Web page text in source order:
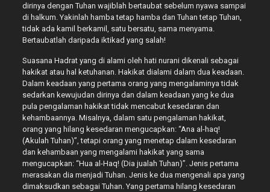
dirinya dengan Tuhan wajiblah bertaubat sebelum nyawa sampai
di halkum. Yakinlah hamba tetap hamba dan Tuhan tetap Tuhan,
tidak ada kamil berkamil, satu bersatu, sama menyama.
Bertaubatlah daripada iktikad yang salah!
Suasana Hadrat yang di alami oleh hati nurani dikenali sebagai
hakikat atau hal ketuhanan. Hakikat dialami dalam dua keadaan.
Dalam keadaan yang pertama orang yang mengalaminya tidak
sedarkan kewujudan dirinya dan dalam keadaan yang ke dua
pula pengalaman hakikat tidak mencabut kesedaran dan
kehambaannya. Misalnya, dalam satu pengalaman hakikat,
orang yang hilang kesedaran mengucapkan: “Ana al-haq!
(Akulah Tuhan)”, tetapi orang yang menetap dalam kesedaran
dan kehambaan yang mengalami hakikat yang sama
mengucapkan: “Hua al-Haq! (Dia jualah Tuhan)”. Jenis pertama
merasakan dia menjadi Tuhan. Jenis ke dua mengenali apa yang
dimaksudkan sebagai Tuhan. Yang pertama hilang kesedaran